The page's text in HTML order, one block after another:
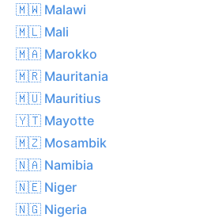
🇲🇼 Malawi
🇲🇱 Mali
🇲🇦 Marokko
🇲🇷 Mauritania
🇲🇺 Mauritius
🇾🇹 Mayotte
🇲🇿 Mosambik
🇳🇦 Namibia
🇳🇪 Niger
🇳🇬 Nigeria